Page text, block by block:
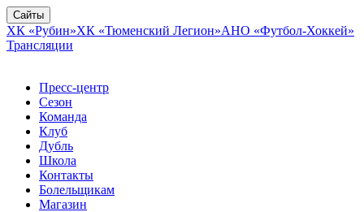
Сайты
ХК «Рубин»ХК «Тюменский Легион»АНО «Футбол-Хоккей»
Трансляции
Пресс-центр
Сезон
Команда
Клуб
Дубль
Школа
Контакты
Болельщикам
Магазин